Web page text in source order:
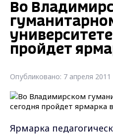
Во
пройдет
Опубликовано: 7 апреля 2011
Ярмарка